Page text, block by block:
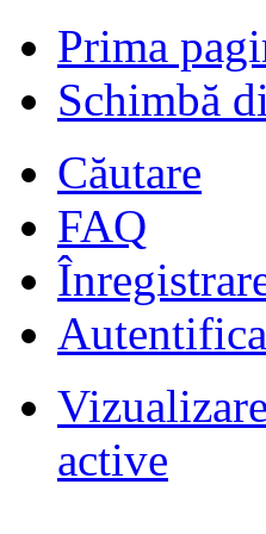
Prima
Schimbă
Căutare
FAQ
active
Filmari si fotografii DPS de DPS
ultimul raspuns:DPS
Masini de inchiriatin Baucuresti
aeroportdeparaschivrazvan25